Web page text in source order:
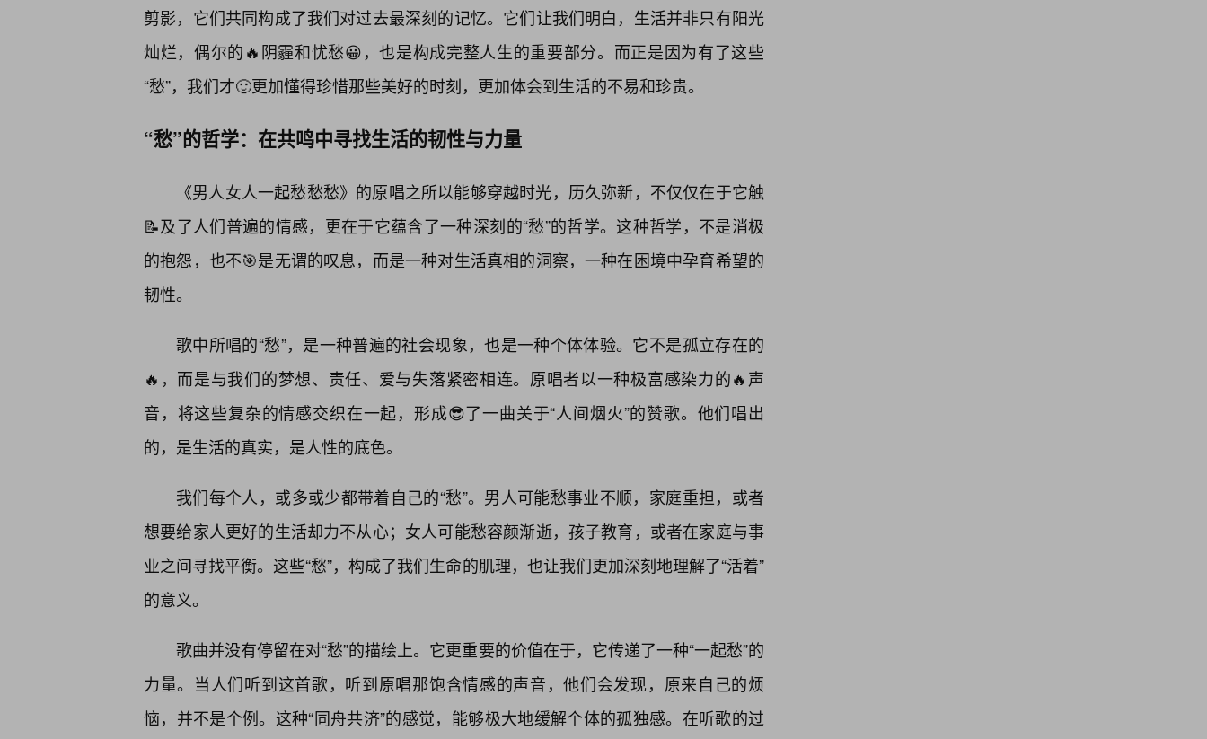
剪影，它们共同构成了我们对过去最深刻的记忆。它们让我们明白，生活并非只有阳光
灿烂，偶尔的🔥阴霾和忧愁😀，也是构成完整人生的重要部分。而正是因为有了这些
“愁”，我们才🙂更加懂得珍惜那些美好的时刻，更加体会到生活的不易和珍贵。
“愁”的哲学：在共鸣中寻找生活的韧性与力量
《男人女人一起愁愁愁》的原唱之所以能够穿越时光，历久弥新，不仅仅在于它触
📝及了人们普遍的情感，更在于它蕴含了一种深刻的“愁”的哲学。这种哲学，不是消极
的抱怨，也不🎯是无谓的叹息，而是一种对生活真相的洞察，一种在困境中孕育希望的
韧性。
歌中所唱的“愁”，是一种普遍的社会现象，也是一种个体体验。它不是孤立存在的
🔥，而是与我们的梦想、责任、爱与失落紧密相连。原唱者以一种极富感染力的🔥声
音，将这些复杂的情感交织在一起，形成😎了一曲关于“人间烟火”的赞歌。他们唱出
的，是生活的真实，是人性的底色。
我们每个人，或多或少都带着自己的“愁”。男人可能愁事业不顺，家庭重担，或者
想要给家人更好的生活却力不从心；女人可能愁容颜渐逝，孩子教育，或者在家庭与事
业之间寻找平衡。这些“愁”，构成了我们生命的肌理，也让我们更加深刻地理解了“活着”
的意义。
歌曲并没有停留在对“愁”的描绘上。它更重要的价值在于，它传递了一种“一起愁”的
力量。当人们听到这首歌，听到原唱那饱含情感的声音，他们会发现，原来自己的烦
恼，并不是个例。这种“同舟共济”的感觉，能够极大地缓解个体的孤独感。在听歌的过